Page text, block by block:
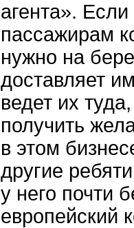
агента».
пассажирам
нужно на
доставляет
ведет их
получить
в этом
другие
у него почти
европейский